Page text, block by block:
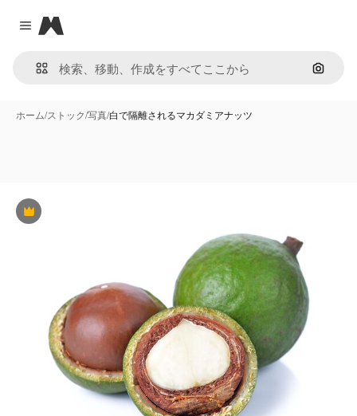
Close menu
Magnific
画像で
ホーム/ストック/写真/白で隔離されるマカダミアナッツ
Premium